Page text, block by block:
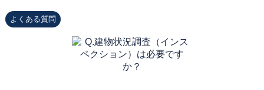
よくある質問